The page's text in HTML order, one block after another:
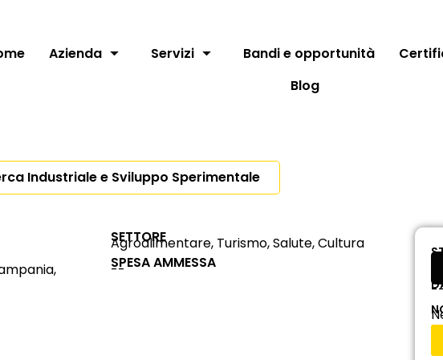
Azienda Servizi Bandi e opportunità
Blog
Industriale e Sviluppo Sperimentale
SETTORE
Agroalimentare, Turismo, Salute, Cultura
SPESA AMMESSA
--